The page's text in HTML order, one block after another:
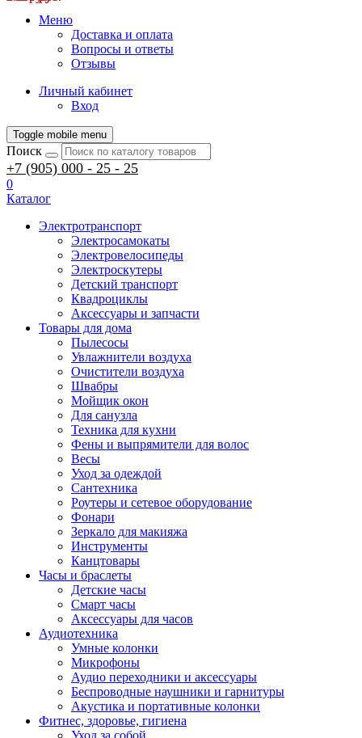
Меню
Доставка и оплата
Вопросы и ответы
Отзывы
Личный кабинет
Вход
Toggle mobile menu
Поиск
+7 (905) 000 - 25 - 25
0
Каталог
Электротранспорт
Электросамокаты
Электровелосипеды
Электроскутеры
Детский транспорт
Квадроциклы
Аксессуары и запчасти
Товары для дома
Пылесосы
Увлажнители воздуха
Очистители воздуха
Швабры
Мойщик окон
Для санузла
Техника для кухни
Фены и выпрямители для волос
Весы
Уход за одеждой
Сантехника
Роутеры и сетевое оборудование
Фонари
Зеркало для макияжа
Инструменты
Канцтовары
Часы и браслеты
Детские часы
Смарт часы
Аксессуары для часов
Аудиотехника
Умные колонки
Микрофоны
Аудио переходники и аксессуары
Беспроводные наушники и гарнитуры
Акустика и портативные колонки
Фитнес, здоровье, гигиена
Уход за собой